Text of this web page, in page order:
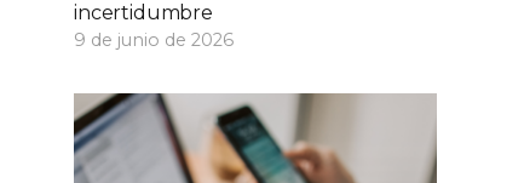
incertidumbre
9 de junio de 2026